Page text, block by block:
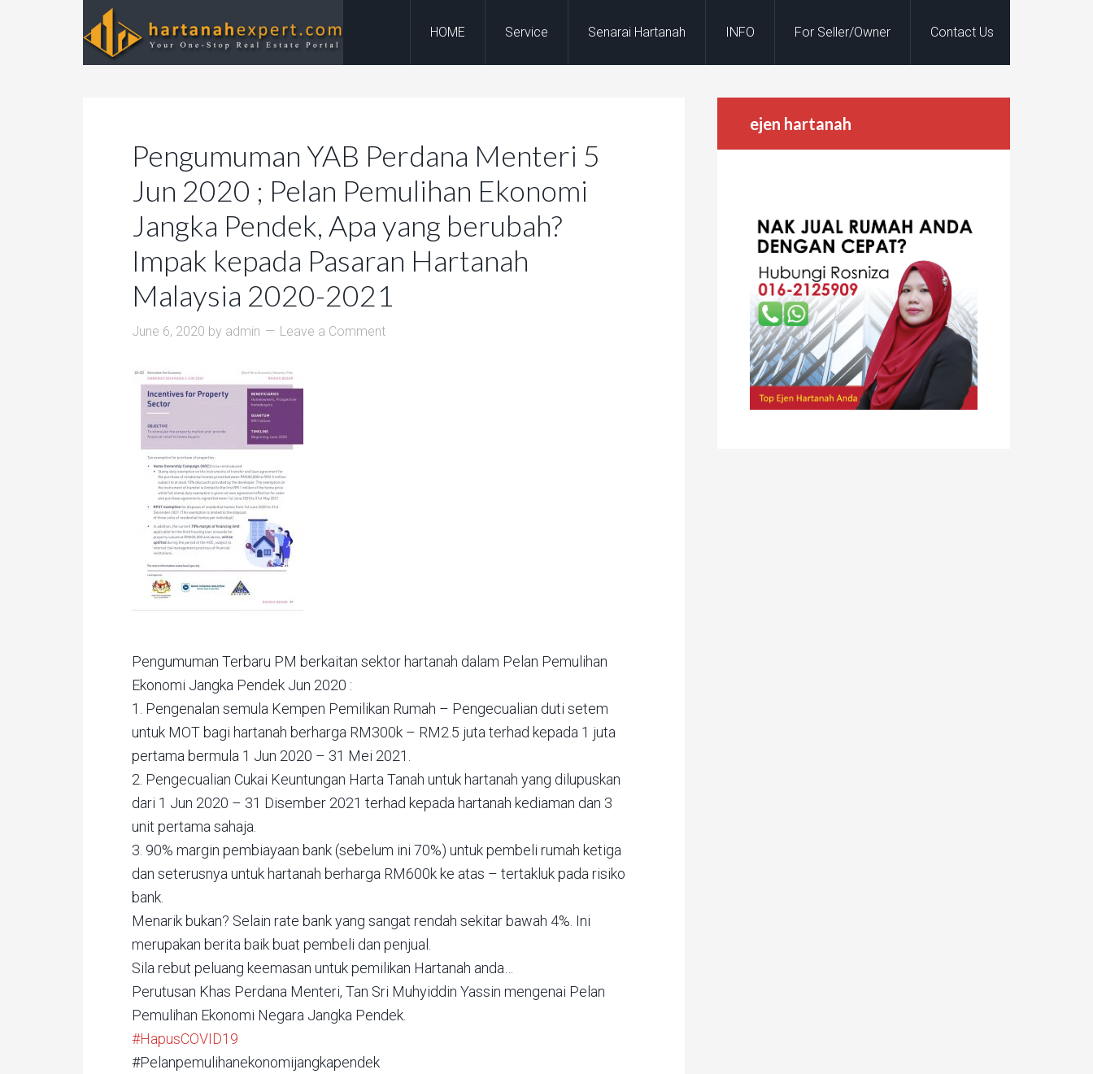
HOME Service Senarai Hartanah INFO For Seller/Owner Contact Us
Pengumuman YAB Perdana Menteri 5
Jun 2020 ; Pelan Pemulihan Ekonomi
Jangka Pendek, Apa yang berubah?
Impak kepada Pasaran Hartanah
Malaysia 2020-2021
June 6, 2020 by admin Leave a Comment
Pengumuman Terbaru PM berkaitan sektor hartanah dalam Pelan Pemulihan
Ekonomi Jangka Pendek Jun 2020 :
1. Pengenalan semula Kempen Pemilikan Rumah – Pengecualian duti setem
untuk MOT bagi hartanah berharga RM300k – RM2.5 juta terhad kepada 1 juta
pertama bermula 1 Jun 2020 – 31 Mei 2021.
2. Pengecualian Cukai Keuntungan Harta Tanah untuk hartanah yang dilupuskan
dari 1 Jun 2020 – 31 Disember 2021 terhad kepada hartanah kediaman dan 3
unit pertama sahaja.
3. 90% margin pembiayaan bank (sebelum ini 70%) untuk pembeli rumah ketiga
dan seterusnya untuk hartanah berharga RM600k ke atas – tertakluk pada risiko
bank.
Menarik bukan? Selain rate bank yang sangat rendah sekitar bawah 4%. Ini
merupakan berita baik buat pembeli dan penjual.
Sila rebut peluang keemasan untuk pemilikan Hartanah anda…
Perutusan Khas Perdana Menteri, Tan Sri Muhyiddin Yassin mengenai Pelan
Pemulihan Ekonomi Negara Jangka Pendek.
#HapusCOVID19
#Pelanpemulihanekonomijangkapendek
ejen hartanah